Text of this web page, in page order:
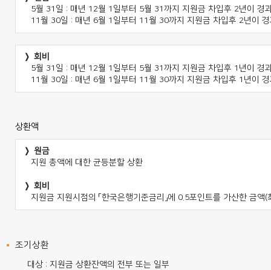
5월 31일 : 매년 12월 1일부터 5월 31까지 지원금 차입후 2년이 경
11월 30일 : 매년 6월 1일부터 11월 30까지 지원금 차입후 2년이
회비
5월 31일 : 매년 12월 1일부터 5월 31까지 지원금 차입후 1년이 경
11월 30일 : 매년 6월 1일부터 11월 30까지 지원금 차입후 1년이
상환액
원금
지원 총액에 대한 균등분할 상환
회비
지원금 지원시점의 「한국은행기준금리」에 0.5포인트를 가산한 금액
조기상환
대상 : 지원금 상환잔액의 전부 또는 일부